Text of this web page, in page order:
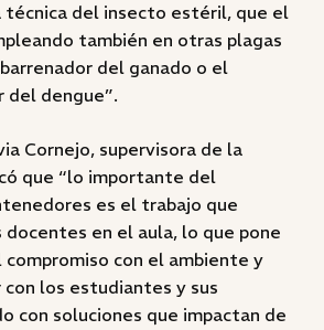
del insecto estéril, que el
también en otras plagas
del ganado o el
dengue”.
Cornejo, supervisora de la
que “lo importante del
es el trabajo que
docentes en el aula, lo que pone
con el ambiente y
los estudiantes y sus
con soluciones que impactan de